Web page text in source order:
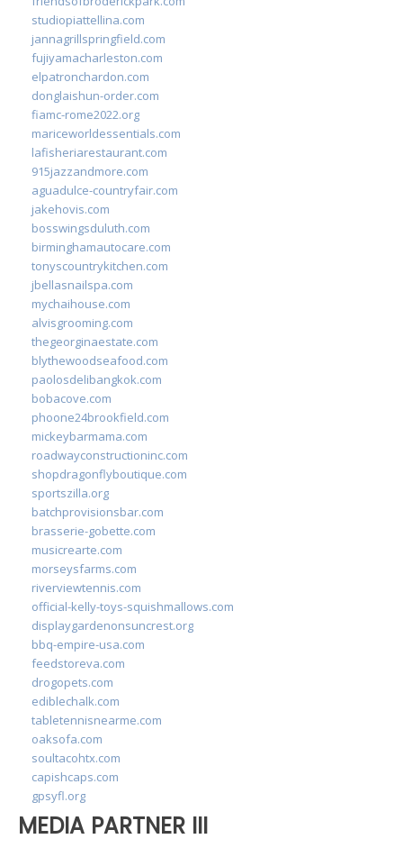
studiopiattellina.com
jannagrillspringfield.com
fujiyamacharleston.com
elpatronchardon.com
donglaishun-order.com
fiamc-rome2022.org
mariceworldessentials.com
lafisheriarestaurant.com
915jazzandmore.com
aguadulce-countryfair.com
jakehovis.com
bosswingsduluth.com
birminghamautocare.com
tonyscountrykitchen.com
jbellasnailspa.com
mychaihouse.com
alvisgrooming.com
thegeorginaestate.com
blythewoodseafood.com
paolosdelibangkok.com
bobacove.com
phoone24brookfield.com
mickeybarmama.com
roadwayconstructioninc.com
shopdragonflyboutique.com
sportszilla.org
batchprovisionsbar.com
brasserie-gobette.com
musicrearte.com
morseysfarms.com
riverviewtennis.com
official-kelly-toys-squishmallows.com
displaygardenonsuncrest.org
bbq-empire-usa.com
feedstoreva.com
drogopets.com
ediblechalk.com
tabletennisnearme.com
oaksofa.com
soultacohtx.com
capishcaps.com
gpsyfl.org
MEDIA PARTNER III